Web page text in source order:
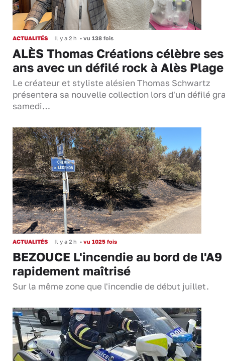
ACTUALITÉS Il y a 2 h • vu 138 fois
ALÈS Thomas Créations célèbre
ans avec un défilé rock à Alès Plage
Le créateur et styliste alésien Thomas Schwartz
présentera sa nouvelle collection lors d'un défilé
samedi…
ACTUALITÉS Il y a 2 h • vu 1025 fois
BEZOUCE L'incendie au bord de l'A9
rapidement maîtrisé
Sur la même zone que l'incendie de début juillet.